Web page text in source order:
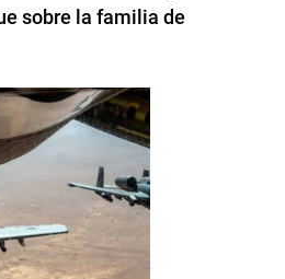
sobre la familia de